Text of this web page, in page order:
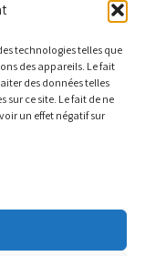
technologies telles que
des appareils. Le fait
des données telles
ce site. Le fait de ne
un effet négatif sur